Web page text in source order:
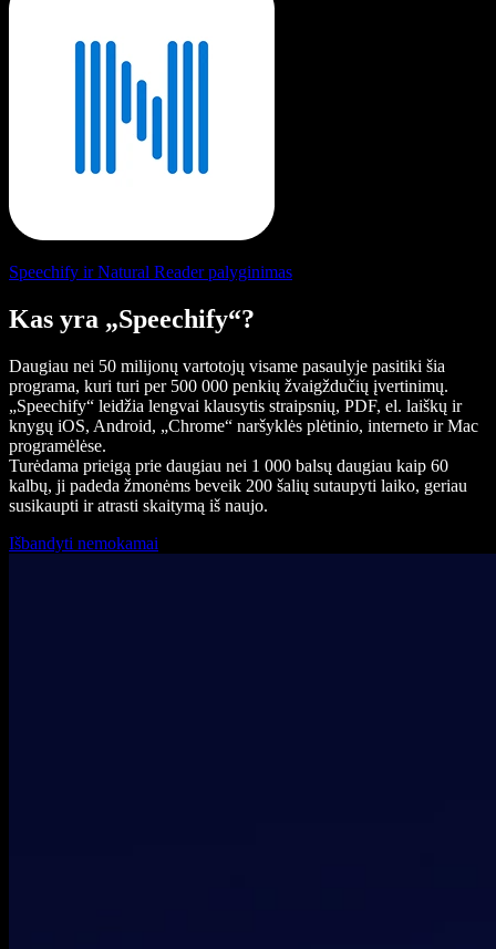
Speechify ir Natural Reader palyginimas
Kas yra „Speechify“?
Daugiau nei 50 milijonų vartotojų visame pasaulyje pasitiki šia
programa, kuri turi per 500 000 penkių žvaigždučių įvertinimų.
„Speechify“ leidžia lengvai klausytis straipsnių, PDF, el. laiškų ir
knygų iOS, Android, „Chrome“ naršyklės plėtinio, interneto ir Mac
programėlėse.
Turėdama prieigą prie daugiau nei 1 000 balsų daugiau kaip 60
kalbų, ji padeda žmonėms beveik 200 šalių sutaupyti laiko, geriau
susikaupti ir atrasti skaitymą iš naujo.
Išbandyti nemokamai